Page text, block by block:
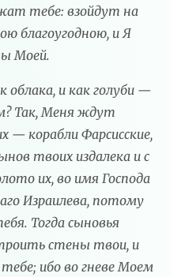
тебе: взойдут на
благоугодною, и Я
Моей.
и как голуби —
Так, Меня ждут
— корабли Фарсисские,
твоих издалека и с
их, во имя Господа
Израилева, потому
Тогда сыновья
стены твои, и
ибо во гневе Моем